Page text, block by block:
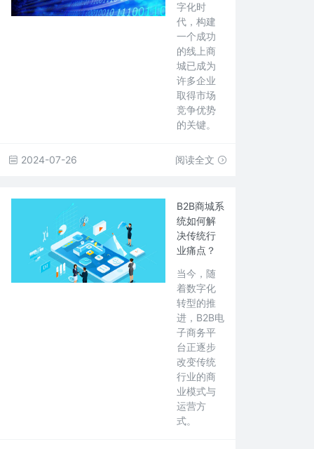
字化时
代，构建
一个成功
的线上商
城已成为
许多企业
取得市场
竞争优势
的关键。
2024-07-26 阅读全文
B2B商城系
统如何解
决传统行
业痛点？
当今，随
着数字化
转型的推
进，B2B电
子商务平
台正逐步
改变传统
行业的商
业模式与
运营方
式。